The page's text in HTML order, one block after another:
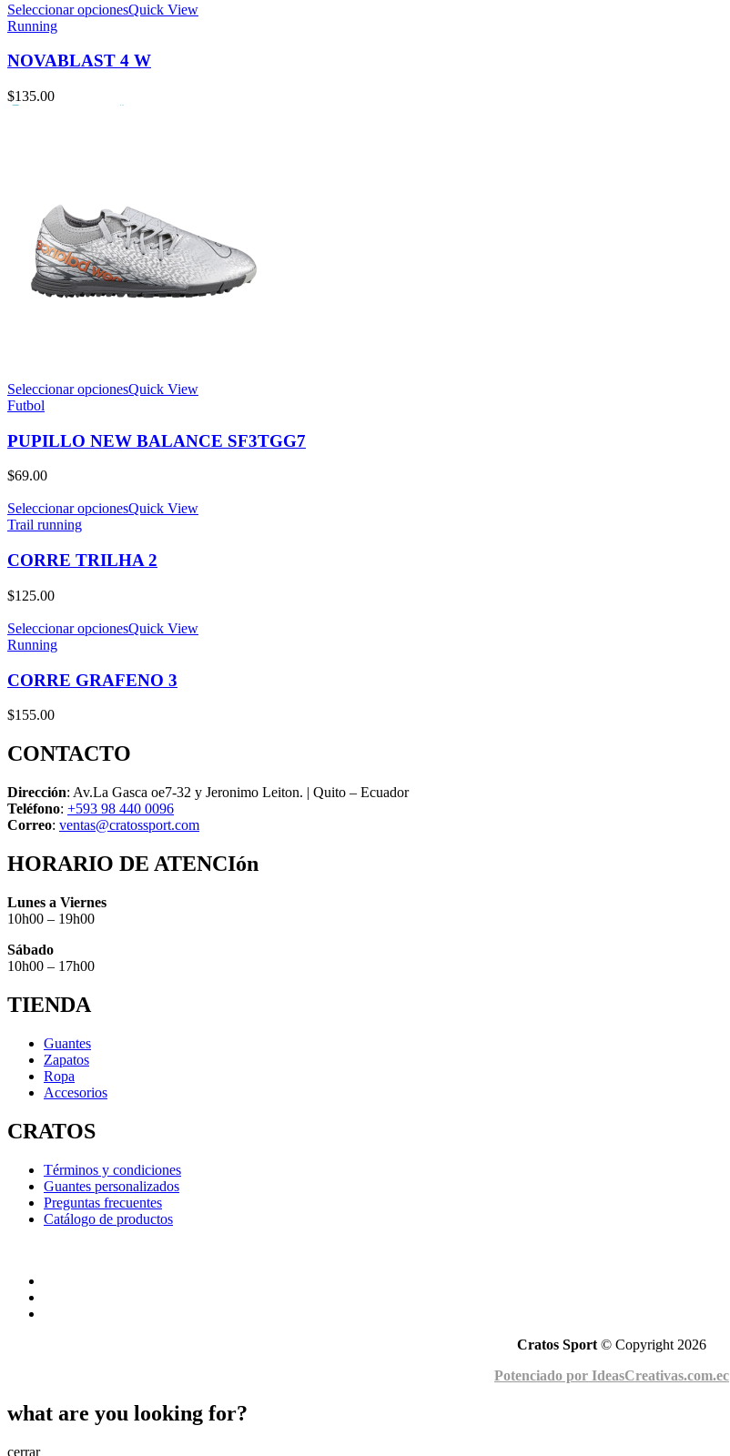
Seleccionar opcionesQuick View
Running
NOVABLAST 4 W
$135.00
Seleccionar opcionesQuick View
Futbol
PUPILLO NEW BALANCE SF3TGG7
$69.00
Seleccionar opcionesQuick View
Trail running
CORRE TRILHA 2
$125.00
Seleccionar opcionesQuick View
Running
CORRE GRAFENO 3
$155.00
CONTACTO
Dirección: Av.La Gasca oe7-32 y Jeronimo Leiton. | Quito – Ecuador
Teléfono: +593 98 440 0096
Correo: ventas@cratossport.com
HORARIO DE ATENCIón
Lunes a Viernes
10h00 – 19h00
Sábado
10h00 – 17h00
TIENDA
Guantes
Zapatos
Ropa
Accesorios
CRATOS
Términos y condiciones
Guantes personalizados
Preguntas frecuentes
Catálogo de productos
Cratos Sport © Copyright 2026
Potenciado por IdeasCreativas.com.ec
what are you looking for?
cerrar